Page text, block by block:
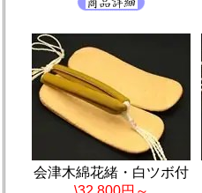
会津木綿花緒・白ツボ付